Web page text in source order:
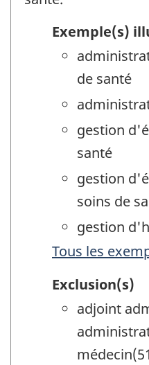
Exemple(s)
de santé
gestion
santé
gestion
soins de
gestion
Tous les
Exclusion(s)
adjoint